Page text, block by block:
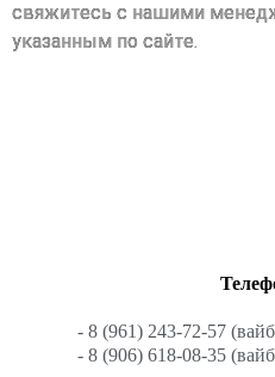
свяжитесь с нашими
указанным по сайте.
- 8 (961) 243-72-57
- 8 (906) 618-08-35